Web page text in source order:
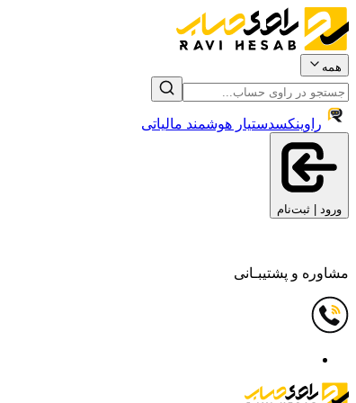
همه
راوینکسدستیار هوشمند مالیاتی
ورود | ثبت‌نام
مشاوره و پشتیبـانی